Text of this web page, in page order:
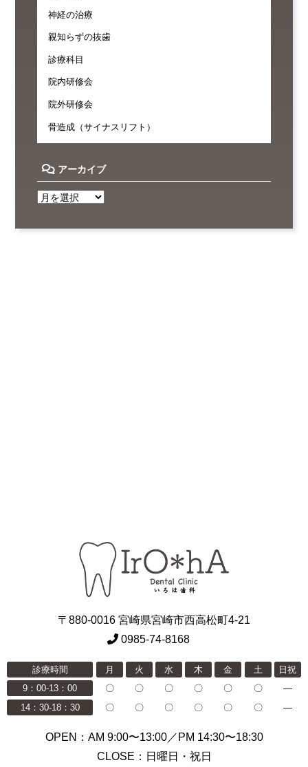
神経の治療
親知らずの抜歯
診療科目
院内研修会
院外研修会
骨造成（サイナスリフト）
アーカイブ
〒880-0016 宮崎県宮崎市西高松町4-21
0985-74-8168
診療時間 月 火 水 木 金 土
日祝
9：00-13：00
〇 〇 〇 〇 〇 〇
―
14：30-18：30
〇 〇 〇 〇 〇 〇 ―
OPEN：AM 9:00〜13:00／PM 14:30〜18:30
CLOSE：日曜日・祝日